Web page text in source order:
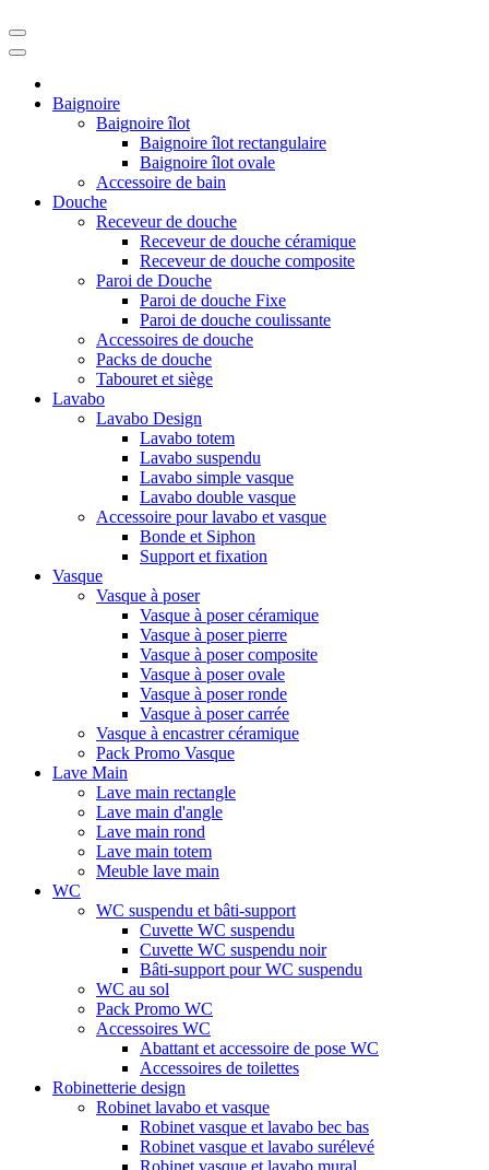
Baignoire
Baignoire îlot
Baignoire îlot rectangulaire
Baignoire îlot ovale
Accessoire de bain
Douche
Receveur de douche
Receveur de douche céramique
Receveur de douche composite
Paroi de Douche
Paroi de douche Fixe
Paroi de douche coulissante
Accessoires de douche
Packs de douche
Tabouret et siège
Lavabo
Lavabo Design
Lavabo totem
Lavabo suspendu
Lavabo simple vasque
Lavabo double vasque
Accessoire pour lavabo et vasque
Bonde et Siphon
Support et fixation
Vasque
Vasque à poser
Vasque à poser céramique
Vasque à poser pierre
Vasque à poser composite
Vasque à poser ovale
Vasque à poser ronde
Vasque à poser carrée
Vasque à encastrer céramique
Pack Promo Vasque
Lave Main
Lave main rectangle
Lave main d'angle
Lave main rond
Lave main totem
Meuble lave main
WC
WC suspendu et bâti-support
Cuvette WC suspendu
Cuvette WC suspendu noir
Bâti-support pour WC suspendu
WC au sol
Pack Promo WC
Accessoires WC
Abattant et accessoire de pose WC
Accessoires de toilettes
Robinetterie design
Robinet lavabo et vasque
Robinet vasque et lavabo bec bas
Robinet vasque et lavabo surélevé
Robinet vasque et lavabo mural